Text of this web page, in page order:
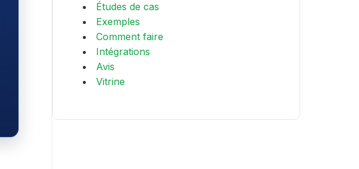
Études de cas
Exemples
Comment faire
Intégrations
Avis
Vitrine